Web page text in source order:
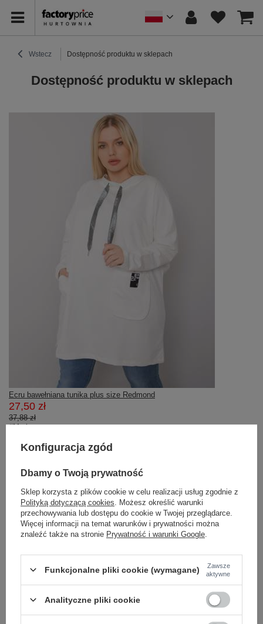
Wstecz Dostępność produktu w sklepach
Dostępność produktu w sklepach
Ecru bawełniana tunika plus size Redmond
27,50 zł
37,88 zł
#Marka:
#wzór dominujący:
nadruk
okrągły
długi rękaw
#materiał dominujący:
bawełna
emblemat:
lewo col , txt_PLUS SIZE#241606#FFFFFF%80
90% bawełna,10% elastan
txt_PLUS SIZE#000000#FFFFFF,dół,lewo,col,txt_COTTON
COMFORT#546070#FFFFFF
Rozmiar: One size
Konfiguracja zgód
Dbamy o Twoją prywatność
Sklep korzysta z plików cookie w celu realizacji usług zgodnie z
Polityką dotyczącą cookies . Możesz określić warunki
przechowywania lub dostępu do cookie w Twojej przeglądarce.
Więcej informacji na temat warunków i prywatności można
znaleźć także na stronie Prywatność i warunki Google
Funkcjonalne pliki cookie (wymagane)
Zawsze
aktywne
Analityczne pliki cookie